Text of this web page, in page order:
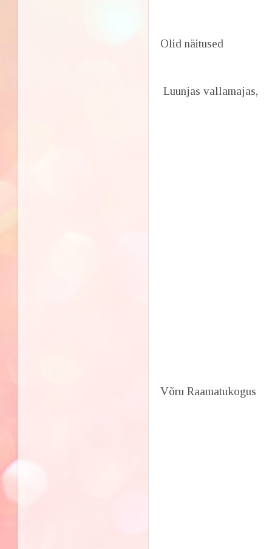
Olid näitused
Luunjas vallamajas,
Võru Raamatukogus